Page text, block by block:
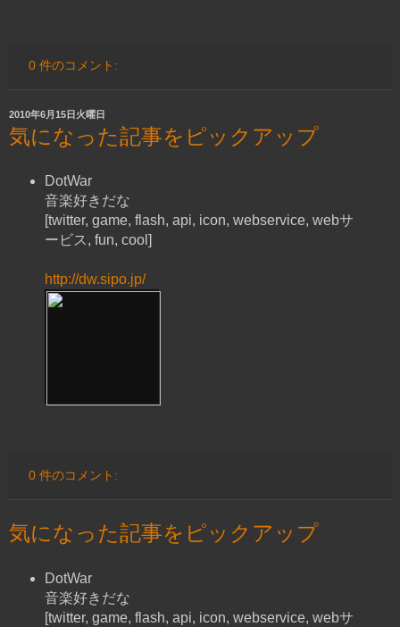
0 件のコメント:
2010年6月15日火曜日
気になった記事をピックアップ
DotWar
音楽好きだな
[twitter, game, flash, api, icon, webservice, webサ
ービス, fun, cool]
http://dw.sipo.jp/
0 件のコメント:
気になった記事をピックアップ
DotWar
音楽好きだな
[twitter, game, flash, api, icon, webservice, webサ